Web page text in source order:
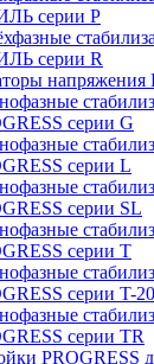
серии P
серии R
напряжения
серии G
серии L
серии SL
серии T
серии T-20
серии TR
PROGRESS